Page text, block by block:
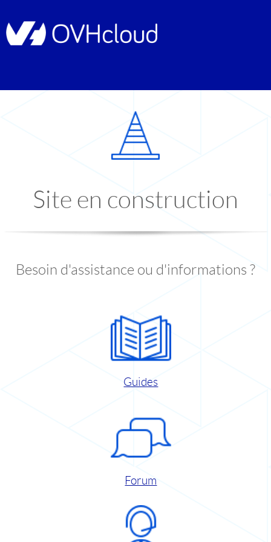
Site en construction
Besoin d'assistance ou d'informations ?
Guides
Forum